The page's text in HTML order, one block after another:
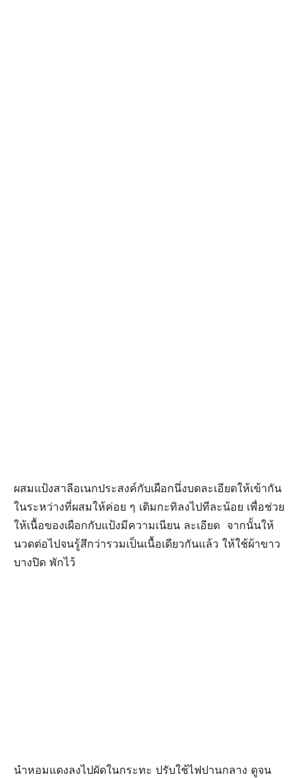
ผสมแป้งสาลีอเนกประสงค์กับเผือกนึ่งบดละเอียดให้เข้ากัน
ในระหว่างที่ผสมให้ค่อย ๆ เติมกะทิลงไปทีละน้อย เพื่อช่วย
ให้เนื้อของเผือกกับแป้งมีความเนียน ละเอียด จากนั้นให้
นวดต่อไปจนรู้สึกว่ารวมเป็นเนื้อเดียวกันแล้ว ให้ใช้ผ้าขาว
บางปิด พักไว้
นำหอมแดงลงไปผัดในกระทะ ปรับใช้ไฟปานกลาง ดูจน